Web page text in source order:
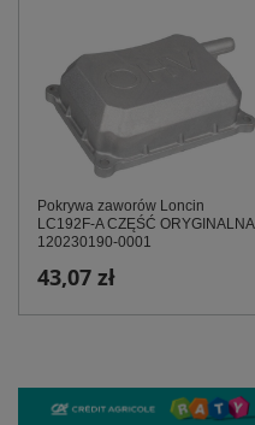
Pokrywa zaworów Loncin
LC192F-A CZĘŚĆ ORYGINALNA
120230190-0001
43,07 zł